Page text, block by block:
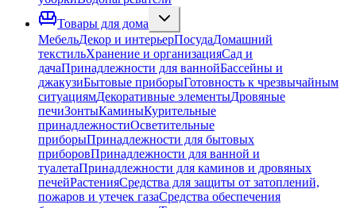
Товары для дома
МебельДекор и интерьерПосудаДомашний
текстильХранение и организацияСад и
дачаПринадлежности для ваннойБассейны и
джакузиБытовые приборыГотовность к чрезвычайным
ситуациямДекоративные элементыДровяные
печиЗонтыКаминыКурительные
принадлежностиОсветительные
приборыПринадлежности для бытовых
приборовПринадлежности для ванной и
туалетаПринадлежности для каминов и дровяных
печейРастенияСредства для защиты от затоплений,
пожаров и утечек газаСредства обеспечения